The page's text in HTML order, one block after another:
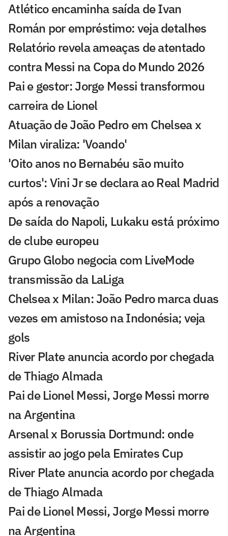
Atlético encaminha saída de Ivan
Román por empréstimo: veja detalhes
Relatório revela ameaças de atentado
contra Messi na Copa do Mundo 2026
Pai e gestor: Jorge Messi transformou
carreira de Lionel
Atuação de João Pedro em Chelsea x
Milan viraliza: 'Voando'
'Oito anos no Bernabéu são muito
curtos': Vini Jr se declara ao Real Madrid
após a renovação
De saída do Napoli, Lukaku está próximo
de clube europeu
Grupo Globo negocia com LiveMode
transmissão da LaLiga
Chelsea x Milan: João Pedro marca duas
vezes em amistoso na Indonésia; veja
gols
River Plate anuncia acordo por chegada
de Thiago Almada
Pai de Lionel Messi, Jorge Messi morre
na Argentina
Arsenal x Borussia Dortmund: onde
assistir ao jogo pela Emirates Cup
River Plate anuncia acordo por chegada
de Thiago Almada
Pai de Lionel Messi, Jorge Messi morre
na Argentina